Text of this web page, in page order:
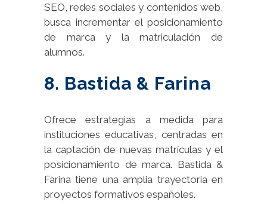
SEO, redes sociales y contenidos web,
busca incrementar el posicionamiento
de marca y la matriculación de
alumnos.
8. Bastida & Farina
Ofrece estrategias a medida para
instituciones educativas, centradas en
la captación de nuevas matrículas y el
posicionamiento de marca. Bastida &
Farina tiene una amplia trayectoria en
proyectos formativos españoles.